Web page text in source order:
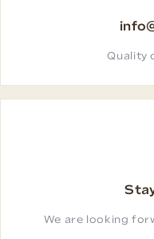
Quality
We are looking